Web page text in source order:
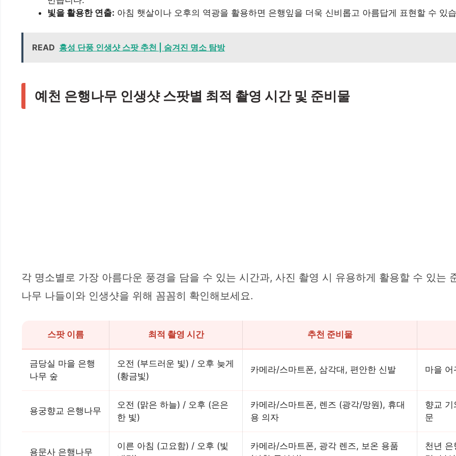
빛을 활용한 연출: 아침 햇살이나 오후의 역광을 활용하면 은행잎을 더욱 신비롭고 아름답게 표현할 수 있
READ 홍성 단풍 인생샷 스팟 추천 | 숨겨진 명소 탐방
예천 은행나무 인생샷 스팟별 최적 촬영 시간 및 준비물
각 명소별로 가장 아름다운 풍경을 담을 수 있는 시간과, 사진 촬영 시 유용하게 활용할 수 있는
나무 나들이와 인생샷을 위해 꼼꼼히 확인해보세요.
스팟 이름 최적 촬영 시간 추천 준비물
금당실 마을 은행
나무 숲
오전 (부드러운 빛) / 오후 늦게
(황금빛)
카메라/스마트폰, 삼각대, 편안한 신발 마을
용궁향교 은행나무
오전 (맑은 하늘) / 오후 (은은
한 빛)
카메라/스마트폰, 렌즈 (광각/망원), 휴대
용 의자
향교
문
용문사 은행나무
이른 아침 (고요함) / 오후 (빛
카메라/스마트폰, 광각 렌즈, 보온 용품
천년